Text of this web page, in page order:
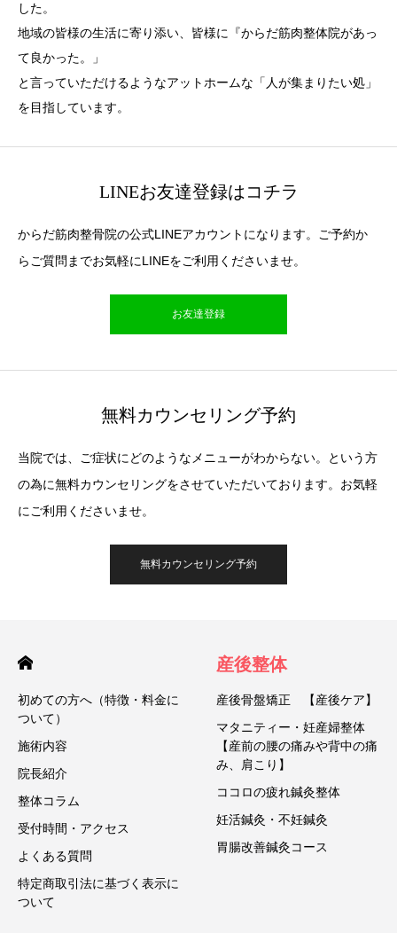
した。
地域の皆様の生活に寄り添い、皆様に『からだ筋肉整体院があっ
て良かった。」
と言っていただけるようなアットホームな「人が集まりたい処」
を目指しています。
LINEお友達登録はコチラ
からだ筋肉整骨院の公式LINEアカウントになります。ご予約か
らご質問までお気軽にLINEをご利用くださいませ。
お友達登録
無料カウンセリング予約
当院では、ご症状にどのようなメニューがわからない。という方
の為に無料カウンセリングをさせていただいております。お気軽
にご利用くださいませ。
無料カウンセリング予約
初めての方へ（特徴・料金に
ついて）
施術内容
院長紹介
整体コラム
受付時間・アクセス
よくある質問
特定商取引法に基づく表示に
ついて
産後整体
産後骨盤矯正 【産後ケア】
マタニティー・妊産婦整体
【産前の腰の痛みや背中の痛
み、肩こり】
ココロの疲れ鍼灸整体
妊活鍼灸・不妊鍼灸
胃腸改善鍼灸コース